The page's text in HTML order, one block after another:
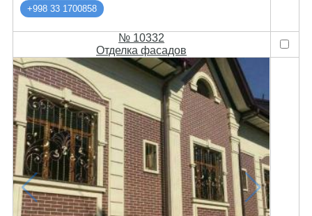
+998 33 1700858
№ 10332
Отделка фасадов